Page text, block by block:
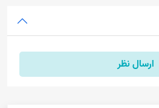
ارسال نظر